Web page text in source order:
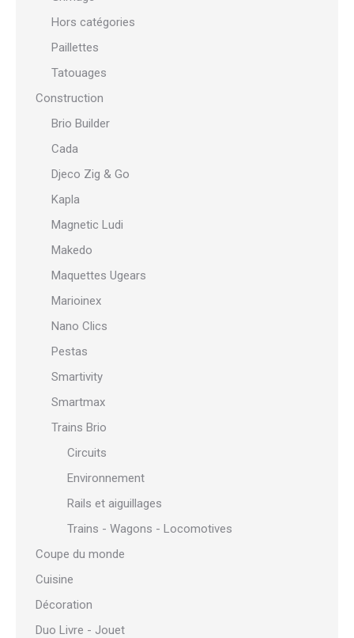
Hors catégories
Paillettes
Tatouages
Construction
Brio Builder
Cada
Djeco Zig & Go
Kapla
Magnetic Ludi
Makedo
Maquettes Ugears
Marioinex
Nano Clics
Pestas
Smartivity
Smartmax
Trains Brio
Circuits
Environnement
Rails et aiguillages
Trains - Wagons - Locomotives
Coupe du monde
Cuisine
Décoration
Duo Livre - Jouet